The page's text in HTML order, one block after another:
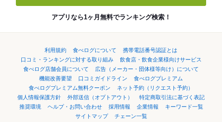
アプリなら1ヶ月無料でランキング検索！
利用規約 食べログについて
携帯電話番号認証とは
口コミ・ランキングに対する取り組み
飲食店・飲食企業様向けサービス
食べログ店舗会員について
広告（メーカー・団体様等向け）について
機能改善要望
口コミガイドライン
食べログプレミアム
食べログプレミアム無料クーポン
ネット予約（リクエスト予約）
個人情報保護方針
外部送信（オプトアウト）
特定商取引法に基づく表記
推奨環境
ヘルプ・お問い合わせ 採用情報 企業情報
キーワード一覧
サイトマップ
チェーン一覧